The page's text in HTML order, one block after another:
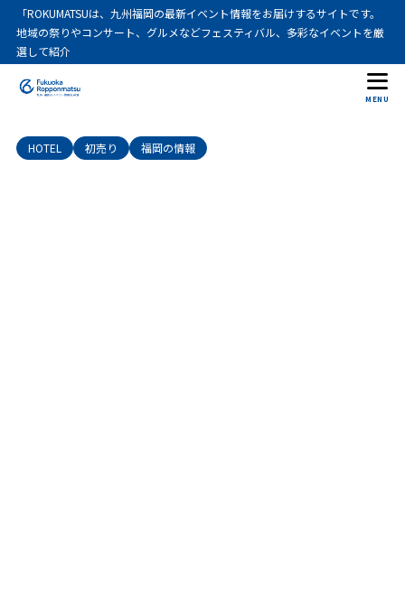
「ROKUMATSUは、九州福岡の最新イベント情報をお届けするサイトです。
地域の祭りやコンサート、グルメなどフェスティバル、多彩なイベントを厳
選して紹介
MENU
HOTEL 初売り 福岡の情報